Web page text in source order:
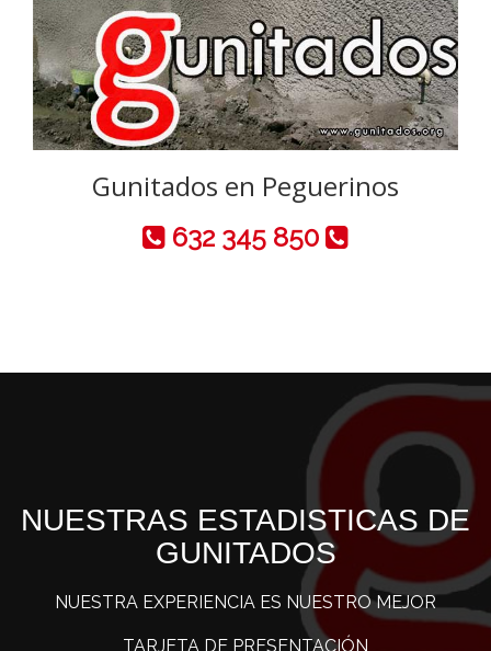
Gunitados en Peguerinos
632 345 850
NUESTRAS ESTADISTICAS DE
GUNITADOS
NUESTRA EXPERIENCIA ES NUESTRO MEJOR
TARJETA DE PRESENTACIÓN